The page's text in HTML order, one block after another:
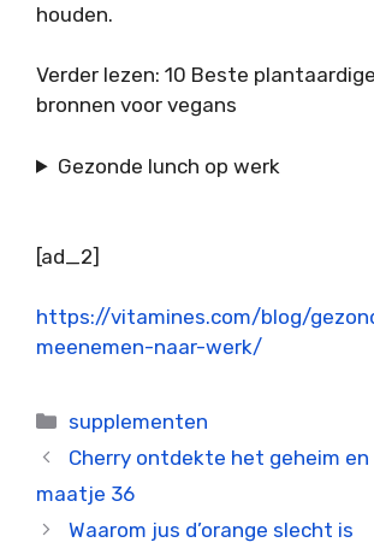
houden.
Verder lezen: 10 Beste
bronnen voor vegans
Gezonde lunch op werk
[ad_2]
https://vitamines.com/blog/
meenemen-naar-werk/
Categorieën
supplementen
Cherry ontdekte het geheim en
maatje 36
Waarom jus d’orange slecht is